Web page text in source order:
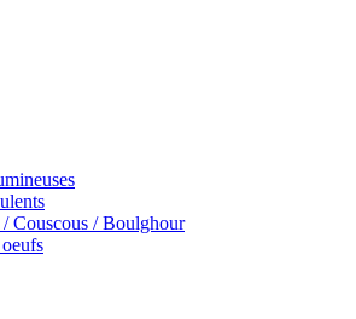
/ Couscous / Boulghour